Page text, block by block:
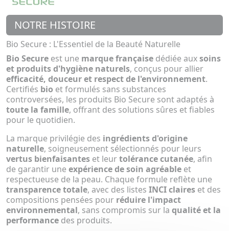
NOTRE HISTOIRE
Bio Secure : L'Essentiel de la Beauté Naturelle
Bio Secure est une marque française dédiée auxsoins
et produits d'hygiène naturels, conçus pour allier
efficacité, douceur et respect de l'environnement.
Certifiés bio et formulés sans substances
controversées, les produits Bio Secure sont adaptés à
toute la famille, offrant des solutions sûres et fiables
pour le quotidien.
La marque privilégie des ingrédients d'origine
naturelle, soigneusement sélectionnés pour leurs
vertus bienfaisantes et leurtolérance cutanée, afin
de garantir une expérience de soin agréable et
respectueuse de la peau. Chaque formule reflète une
transparence totale, avec des listes INCI claires et des
compositions pensées pour réduire l'impact
environnemental, sans compromis sur la qualité et la
performance des produits.